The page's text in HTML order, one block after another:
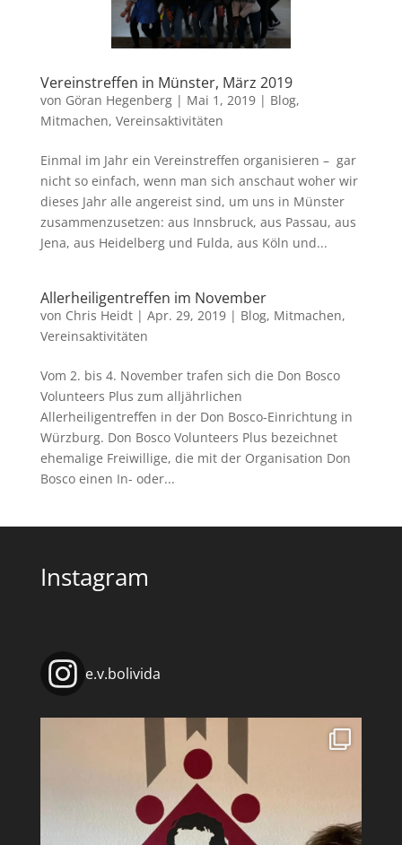
Vereinstreffen in Münster, März 2019
von Göran Hegenberg| Mai 1, 2019| Blog,
Mitmachen, Vereinsaktivitäten
Einmal im Jahr ein Vereinstreffen organisieren – gar
nicht so einfach, wenn man sich anschaut woher wir
dieses Jahr alle angereist sind, um uns in Münster
zusammenzusetzen: aus Innsbruck, aus Passau, aus
Jena, aus Heidelberg und Fulda, aus Köln und...
Allerheiligentreffen im November
von Chris Heidt| Apr. 29, 2019| Blog, Mitmachen,
Vereinsaktivitäten
Vom 2. bis 4. November trafen sich die Don Bosco
Volunteers Plus zum alljährlichen
Allerheiligentreffen in der Don Bosco-Einrichtung in
Würzburg. Don Bosco Volunteers Plus bezeichnet
ehemalige Freiwillige, die mit der Organisation Don
Bosco einen In- oder...
Instagram
e.v.bolivida